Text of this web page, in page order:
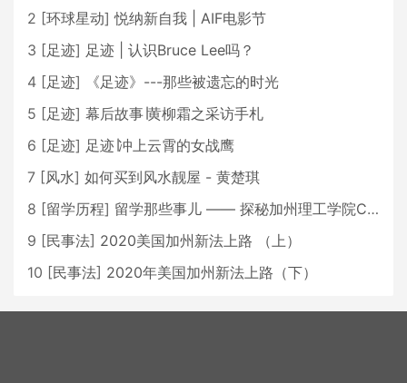
2 [环球星动] 悦纳新自我 | AIF电影节
3 [足迹] 足迹 | 认识Bruce Lee吗？
4 [足迹]
《足迹》---那些被遗忘的时光
5 [足迹] 幕后故事∣黄柳霜之采访手札
6 [足迹] 足迹∣冲上云霄的女战鹰
7 [风水] 如何买到风水靓屋 - 黄楚琪
8 [留学历程] 留学那些事儿 —— 探秘加州理工学院Caltech博士生活 [上集]
9 [民事法] 2020美国加州新法上路 （上）
10 [民事法] 2020年美国加州新法上路（下）